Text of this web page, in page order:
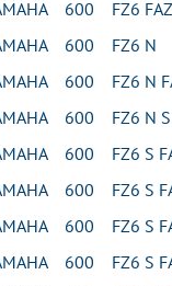
600 FZ6
600 FZ6 N
600 FZ6 N
600 FZ6 N
600 FZ6 S
600 FZ6 S
600 FZ6 S
600 FZ6 S